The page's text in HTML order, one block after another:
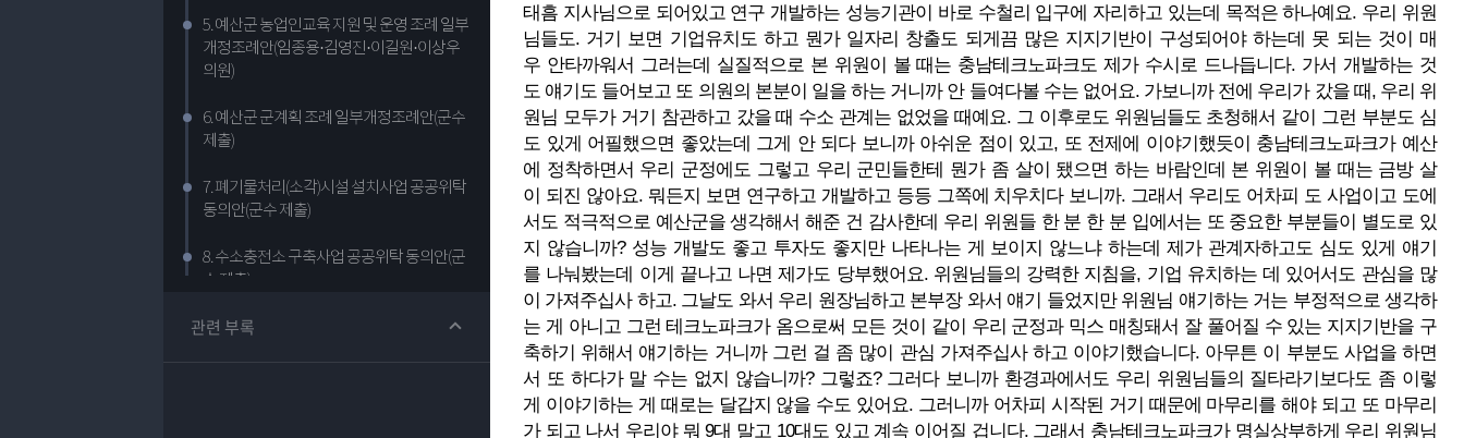
5. 예산군 농업인교육 지원 및 운영 조례 일부
개정조례안(임종용·김영진·이길원·이상우
의원)
6. 예산군 군계획 조례 일부개정조례안(군수
제출)
7. 폐기물처리(소각)시설 설치사업 공공위탁
동의안(군수 제출)
8. 수소충전소 구축사업 공공위탁 동의안(군
수 제출)
9. 전기차 충전시설 인프라 확충을 위한 공유
관련 부록
태흠 지사님으로 되어있고 연구 개발하는 성능기관이 바로 수철리 입구에 자리하고 있는데 목적은 하나예요. 우리 위원
님들도. 거기 보면 기업유치도 하고 뭔가 일자리 창출도 되게끔 많은 지지기반이 구성되어야 하는데 못 되는 것이 매
우 안타까워서 그러는데 실질적으로 본 위원이 볼 때는 충남테크노파크도 제가 수시로 드나듭니다. 가서 개발하는 것
도 얘기도 들어보고 또 의원의 본분이 일을 하는 거니까 안 들여다볼 수는 없어요. 가보니까 전에 우리가 갔을 때, 우리 위
원님 모두가 거기 참관하고 갔을 때 수소 관계는 없었을 때예요. 그 이후로도 위원님들도 초청해서 같이 그런 부분도 심
도 있게 어필했으면 좋았는데 그게 안 되다 보니까 아쉬운 점이 있고, 또 전제에 이야기했듯이 충남테크노파크가 예산
에 정착하면서 우리 군정에도 그렇고 우리 군민들한테 뭔가 좀 살이 됐으면 하는 바람인데 본 위원이 볼 때는 금방 살
이 되진 않아요. 뭐든지 보면 연구하고 개발하고 등등 그쪽에 치우치다 보니까. 그래서 우리도 어차피 도 사업이고 도에
서도 적극적으로 예산군을 생각해서 해준 건 감사한데 우리 위원들 한 분 한 분 입에서는 또 중요한 부분들이 별도로 있
지 않습니까? 성능 개발도 좋고 투자도 좋지만 나타나는 게 보이지 않느냐 하는데 제가 관계자하고도 심도 있게 얘기
를 나눠봤는데 이게 끝나고 나면 제가도 당부했어요. 위원님들의 강력한 지침을, 기업 유치하는 데 있어서도 관심을 많
이 가져주십사 하고. 그날도 와서 우리 원장님하고 본부장 와서 얘기 들었지만 위원님 얘기하는 거는 부정적으로 생각하
는 게 아니고 그런 테크노파크가 옴으로써 모든 것이 같이 우리 군정과 믹스 매칭돼서 잘 풀어질 수 있는 지지기반을 구
축하기 위해서 얘기하는 거니까 그런 걸 좀 많이 관심 가져주십사 하고 이야기했습니다. 아무튼 이 부분도 사업을 하면
서 또 하다가 말 수는 없지 않습니까? 그렇죠? 그러다 보니까 환경과에서도 우리 위원님들의 질타라기보다도 좀 이렇
게 이야기하는 게 때로는 달갑지 않을 수도 있어요. 그러니까 어차피 시작된 거기 때문에 마무리를 해야 되고 또 마무리
가 되고 나서 우리야 뭐 9대 말고 10대도 있고 계속 이어질 겁니다. 그래서 충남테크노파크가 명실상부하게 우리 위원님